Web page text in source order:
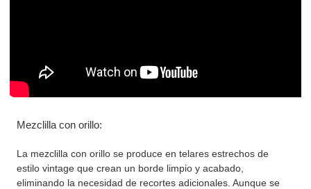
Mezclilla con orillo:
La mezclilla con orillo se produce en telares estrechos de
estilo vintage que crean un borde limpio y acabado,
eliminando la necesidad de recortes adicionales. Aunque se